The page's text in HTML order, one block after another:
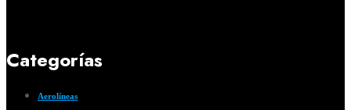
Categorías
Aerolíneas